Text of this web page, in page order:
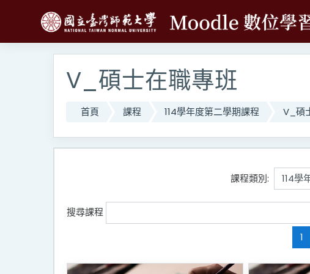
V_碩士在職專班
首頁 課程 114學年度第二學期課程 V_碩
課程類別:
搜尋課程
1